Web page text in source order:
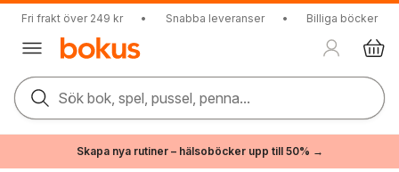
Fri frakt över 249 kr • Snabba leveranser • Billiga böcker
Sök bok, spel, pussel, penna...
Skapa nya rutiner – hälsoböcker upp till 50% →